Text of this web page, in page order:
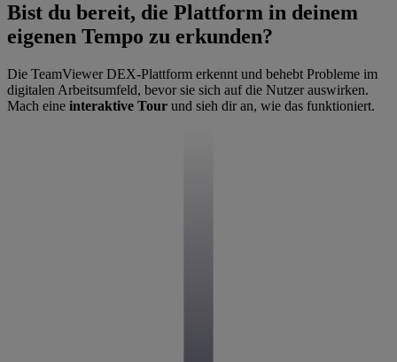
Bist du bereit, die Plattform in deinem
eigenen Tempo zu erkunden?
Die TeamViewer DEX-Plattform erkennt und behebt Probleme im
digitalen Arbeitsumfeld, bevor sie sich auf die Nutzer auswirken.
Mach eine interaktive Tour und sieh dir an, wie das funktioniert.